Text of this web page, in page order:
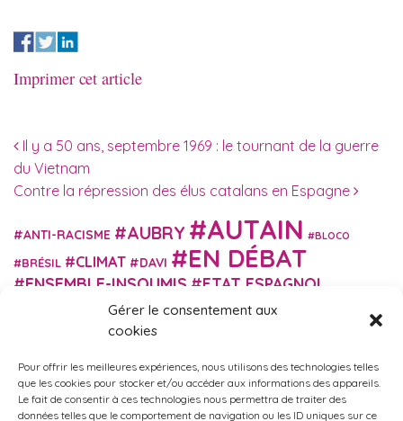
Gérer le consentement aux
cookies
Pour offrir les meilleures expériences, nous utilisons des technologies telles
que les cookies pour stocker et/ou accéder aux informations des appareils.
Le fait de consentir à ces technologies nous permettra de traiter des
données telles que le comportement de navigation ou les ID uniques sur ce
Imprimer cet article
Navigation des articles
Il y a 50 ans, septembre 1969 : le tournant de la guerre
du Vietnam
Contre la répression des élus catalans en Espagne
ANTI-RACISME AUBRY AUTAIN BLOCO
BRÉSIL CLIMAT DAVI EN DÉBAT
ENSEMBLE-INSOUMIS ETAT ESPAGNOL
EUROPE EXTRÊME DROITE FASCISME
FRANCE INSOUMISE
HISTOIRE IMMIGRATION ISRAËL PALESTINE ITALIE
MACRON MARTIN MARXISME MIGRANT-ES